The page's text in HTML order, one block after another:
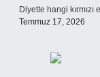
Diyette hangi kırmızı
Temmuz 17, 2026